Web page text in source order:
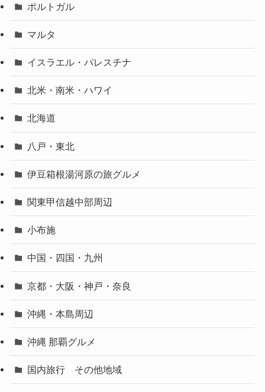
ポルトガル
マルタ
イスラエル・パレスチナ
北米・南米・ハワイ
北海道
八戸・東北
伊豆箱根湯河原の旅グルメ
関東甲信越中部周辺
小布施
中国・四国・九州
京都・大阪・神戸・奈良
沖縄・本島周辺
沖縄 那覇グルメ
国内旅行 その他地域